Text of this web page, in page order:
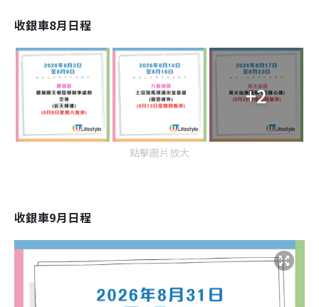
收銀車8月日程
+2
點擊圖片放大
收銀車9月日程